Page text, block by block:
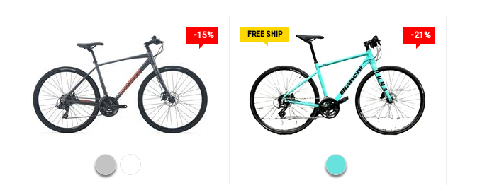
-15% -21%
FREE SHIP